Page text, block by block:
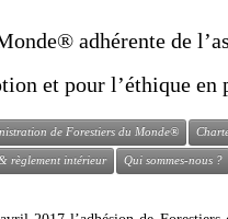
adhérente de
et pour l’éthique en
de Forestiers du Monde®
règlement intérieur Qui sommes-nous ?